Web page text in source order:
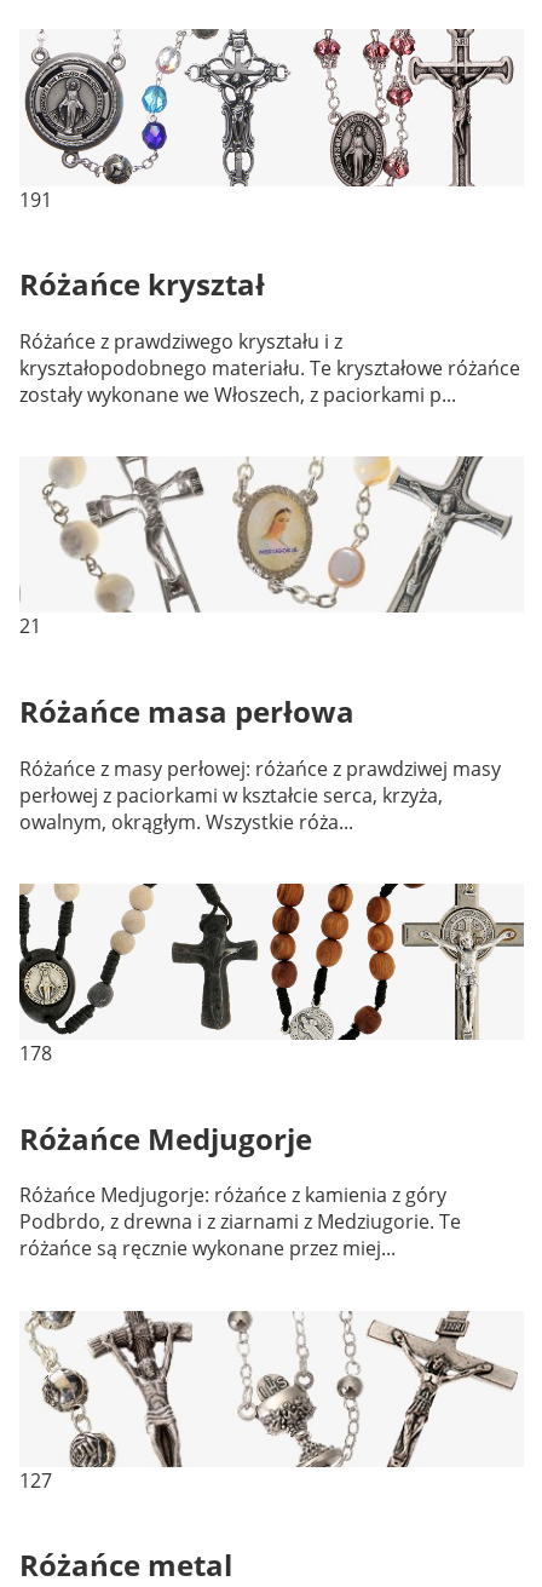
191
Różańce kryształ
Różańce z prawdziwego kryształu i z
kryształopodobnego materiału. Te kryształowe różańce
zostały wykonane we Włoszech, z paciorkami p...
21
Różańce masa perłowa
Różańce z masy perłowej: różańce z prawdziwej masy
perłowej z paciorkami w kształcie serca, krzyża,
owalnym, okrągłym. Wszystkie róża...
178
Różańce Medjugorje
Różańce Medjugorje: różańce z kamienia z góry
Podbrdo, z drewna i z ziarnami z Medziugorie. Te
różańce są ręcznie wykonane przez miej...
127
Różańce metal